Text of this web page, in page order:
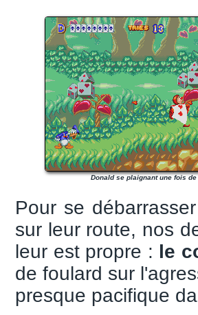
Donald se plaignant une fois
Pour se
sur leur route, nos
leur est propre : le
de foulard sur
presque pacifique